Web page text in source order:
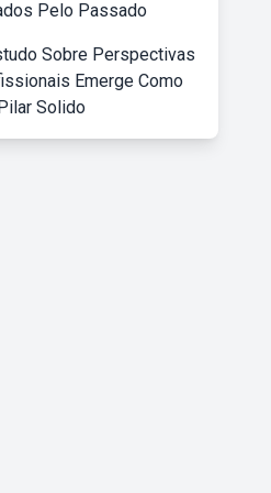
Pelo Passado
Sobre Perspectivas
Emerge Como
Solido